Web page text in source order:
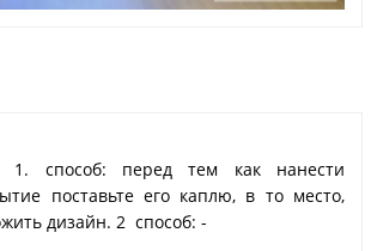
способ: перед тем как нанести
поставьте его каплю, в то место,
дизайн. 2 способ: -